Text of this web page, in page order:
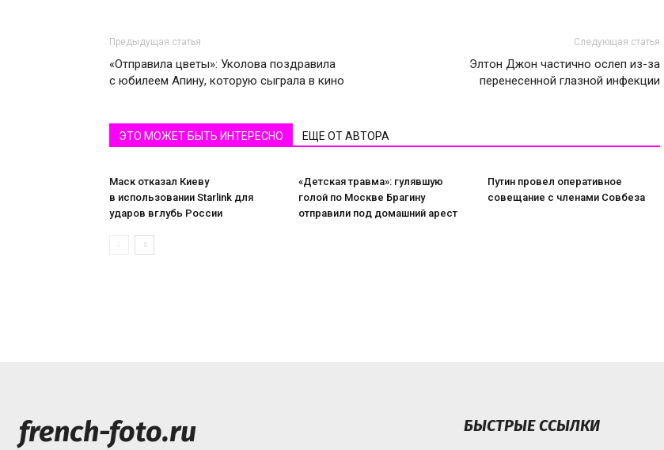
Предыдущая статья
«Отправила цветы»: Уколова поздравила
с юбилеем Апину, которую сыграла в кино
Следующая статья
Элтон Джон частично ослеп из-за
перенесенной глазной инфекции
ЭТО МОЖЕТ БЫТЬ ИНТЕРЕСНО ЕЩЕ ОТ АВТОРА
Маск отказал Киеву
в использовании Starlink для
ударов вглубь России
«Детская травма»: гулявшую
голой по Москве Брагину
отправили под домашний арест
Путин провел оперативное
совещание с членами Совбеза
french-foto.ru БЫСТРЫЕ ССЫЛКИ